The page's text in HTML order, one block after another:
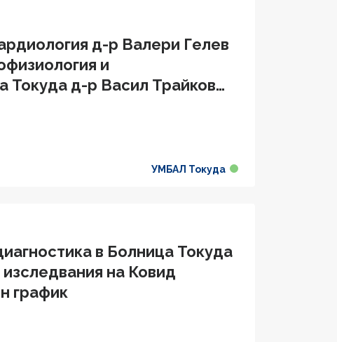
д-р Валери Гелев
и
Токуда д-р Васил Трайков
УМБАЛ Токуда
в Болница Токуда
на Ковид
график